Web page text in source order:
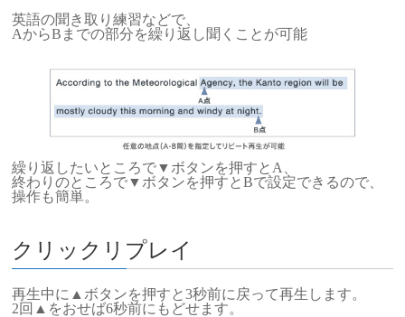
英語の聞き取り練習などで、
AからBまでの部分を繰り返し聞くことが可能
繰り返したいところで▼ボタンを押すとA、
終わりのところで▼ボタンを押すとBで設定できるので、
操作も簡単。
クリックリプレイ
再生中に▲ボタンを押すと3秒前に戻って再生します。
2回▲をおせば6秒前にもどせます。